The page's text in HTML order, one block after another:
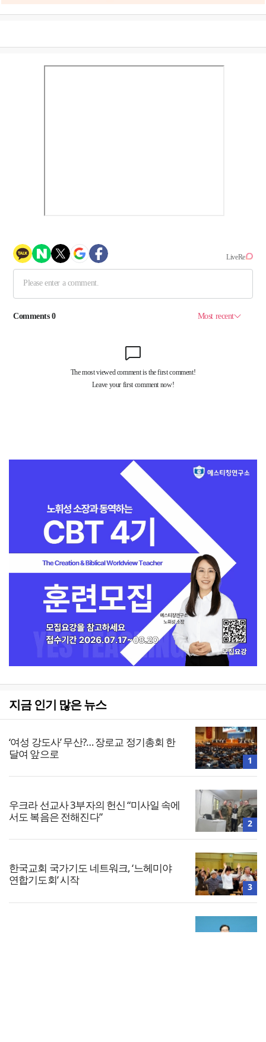
지금 인기 많은 뉴스
‘여성 강도사’ 무산?… 장로교 정기총회 한
달여 앞으로
1
우크라 선교사 3부자의 헌신 “미사일 속에
서도 복음은 전해진다”
2
한국교회 국가기도 네트워크, ‘느헤미야
연합기도회’ 시작
3